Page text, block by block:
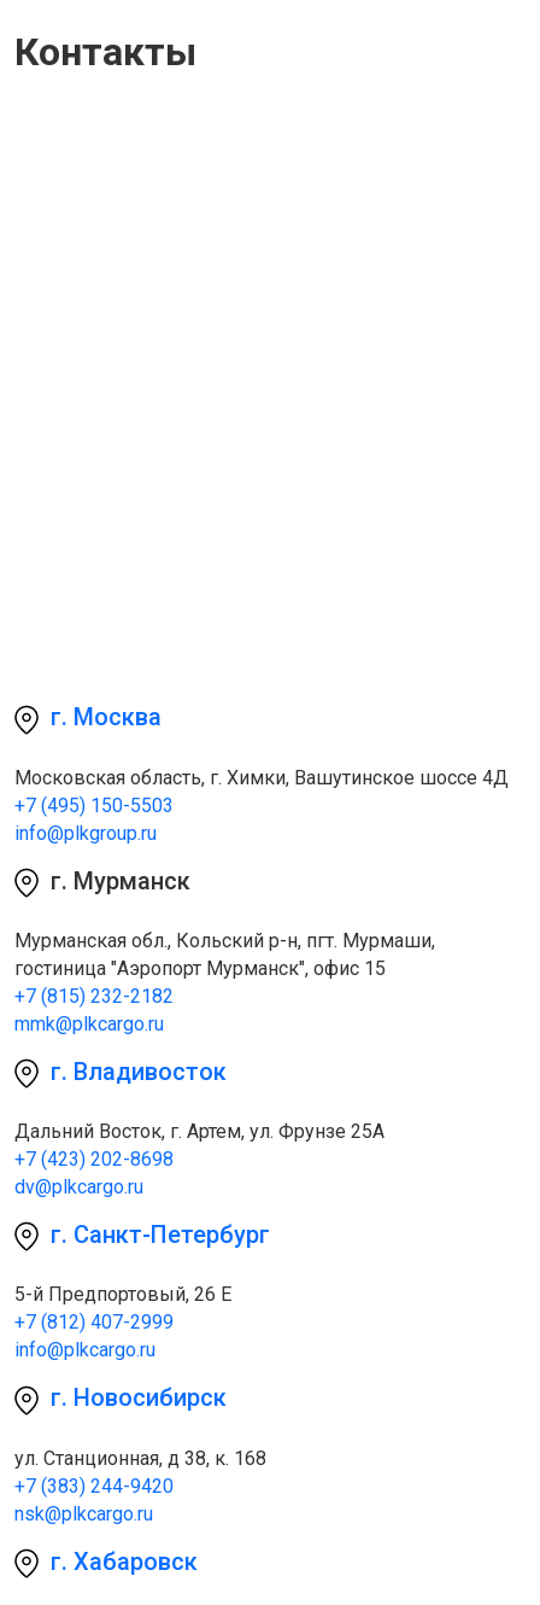
Контакты
г. Москва
Московская область, г. Химки, Вашутинское шоссе 4Д
+7 (495) 150-5503
info@plkgroup.ru
г. Мурманск
Мурманская обл., Кольский р-н, пгт. Мурмаши,
гостиница "Аэропорт Мурманск", офис 15
+7 (815) 232-2182
mmk@plkcargo.ru
г. Владивосток
Дальний Восток, г. Артем, ул. Фрунзе 25А
+7 (423) 202-8698
dv@plkcargo.ru
г. Санкт-Петербург
5-й Предпортовый, 26 Е
+7 (812) 407-2999
info@plkcargo.ru
г. Новосибирск
ул. Станционная, д 38, к. 168
+7 (383) 244-9420
nsk@plkcargo.ru
г. Хабаровск